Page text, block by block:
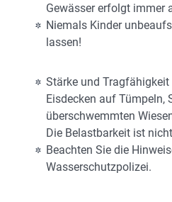
Gewässer erfolgt immer
Niemals Kinder
lassen!
Stärke und
Eisdecken auf Tümpeln,
überschwemmten
Die Belastbarkeit ist
Beachten Sie die
Wasserschutzpolizei.